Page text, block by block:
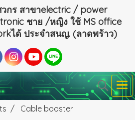
กร สาขาelectric / power
ชาย /หญิง ใช้ MS office
ได้ ประจำสนญ. (ลาดพร้าว)
Cable booster